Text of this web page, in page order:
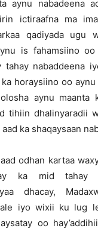
aynu nabadeena
ictiraafna ma
qadiyada ugu
is fahamsiino
nabaddeena
horaysiino oo
aynu maanta
tihiin dhalinyaradii
ka shaqaysaan
odhan kartaa
ka mid tahay
dhacay,
iyo wixii ku lug
oo